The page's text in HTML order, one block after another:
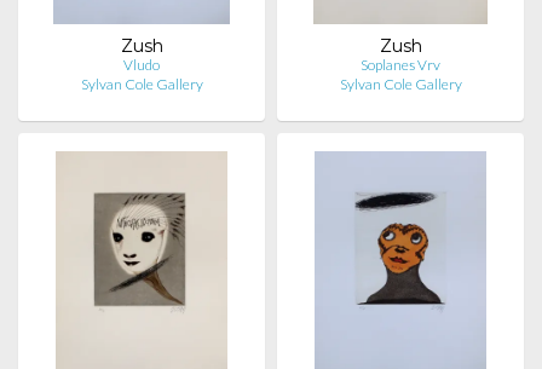
Zush
Vludo
Sylvan Cole Gallery
Zush
Soplanes Vrv
Sylvan Cole Gallery